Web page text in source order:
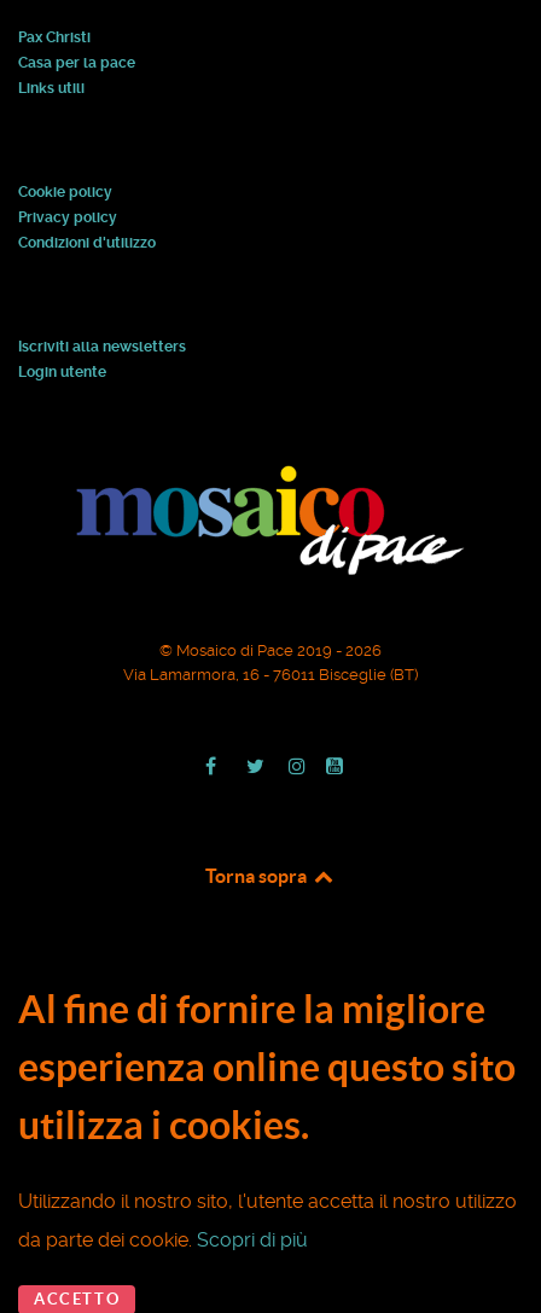
Pax Christi
Casa per la pace
Links utili
Cookie policy
Privacy policy
Condizioni d'utilizzo
Iscriviti alla newsletters
Login utente
© Mosaico di Pace 2019 - 2026
Via Lamarmora, 16 - 76011 Bisceglie (BT)
Torna sopra
Al fine di fornire la migliore
esperienza online questo sito
utilizza i cookies.
Utilizzando il nostro sito, l'utente accetta il nostro utilizzo
da parte dei cookie. Scopri di più
ACCETTO